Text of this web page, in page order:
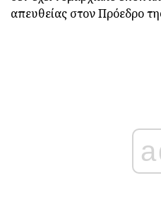
απευθείας στον Πρόεδρο